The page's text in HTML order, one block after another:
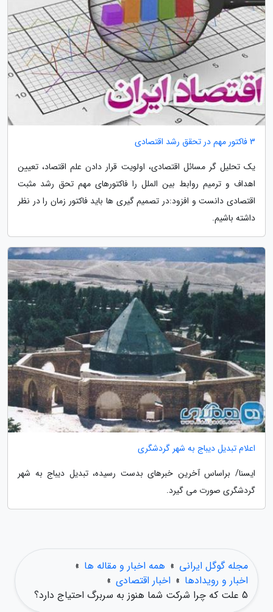
3 فاکتور مهم در تحقق رشد اقتصادی
یک تحلیل گر مسائل اقتصادی، اولویت قرار دادن علم اقتصاد، تعیین
اهداف و ترمیم روابط بین الملل را فاکتورهای مهم تحق رشد مثبت
اقتصادی دانست و افزود:در تصمیم گیری ها باید فاکتور زمان را در نظر
داشته باشیم.
اعلام تبدیل دیباج به شهر گردشگری
ایسنا/ براساس آخرین خبرهای بدست رسیده، تبدیل دیباج به شهر
گردشگری صورت می گیرد.
مجله گوگل ایرانی » همه اخبار و مقاله ها »
اخبار و رویدادها » اخبار اقتصادی »
5 علت که چرا شرکت شما هنوز به سربرگ احتیاج دارد؟